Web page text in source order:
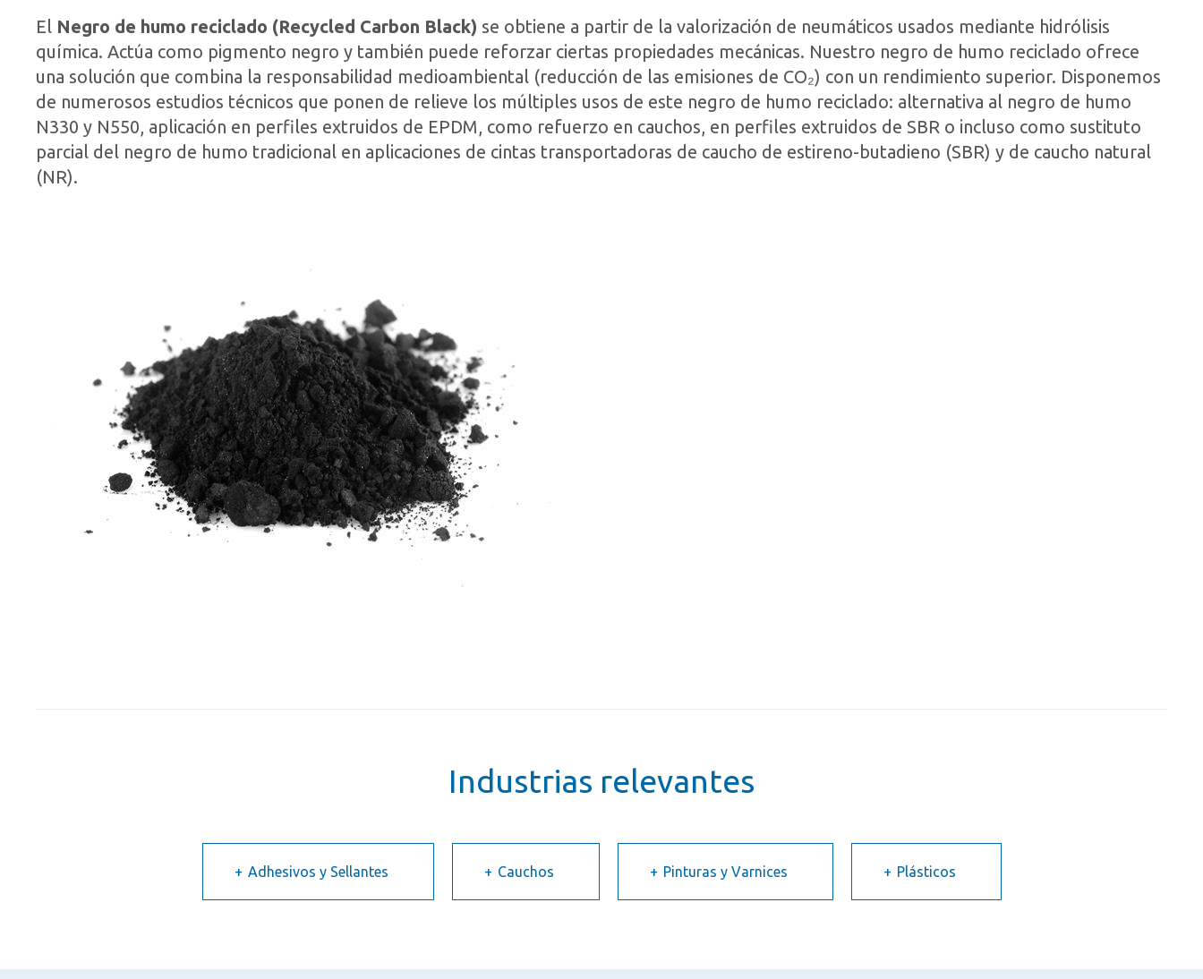
El Negro de humo reciclado (Recycled Carbon Black) se obtiene a partir de la valorización de neumáticos usados mediante hidrólisis
química. Actúa como pigmento negro y también puede reforzar ciertas propiedades mecánicas. Nuestro negro de humo reciclado ofrece
una solución que combina la responsabilidad medioambiental (reducción de las emisiones de CO₂) con un rendimiento superior. Disponemos
de numerosos estudios técnicos que ponen de relieve los múltiples usos de este negro de humo reciclado: alternativa al negro de humo
N330 y N550, aplicación en perfiles extruidos de EPDM, como refuerzo en cauchos, en perfiles extruidos de SBR o incluso como sustituto
parcial del negro de humo tradicional en aplicaciones de cintas transportadoras de caucho de estireno-butadieno (SBR) y de caucho natural
(NR).
Industrias relevantes
Adhesivos y Sellantes Cauchos Pinturas y Varnices Plásticos